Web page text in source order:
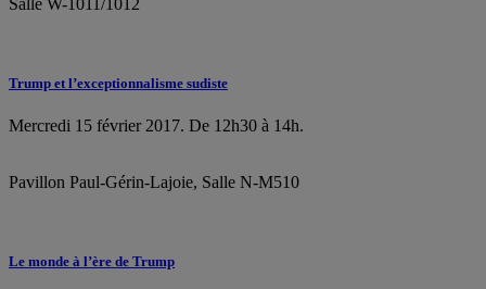
Trump et l’exceptionnalisme sudiste
Mercredi 15 février 2017. De 12h30 à 14h.
Pavillon Paul-Gérin-Lajoie, Salle N-M510
Le monde à l’ère de Trump